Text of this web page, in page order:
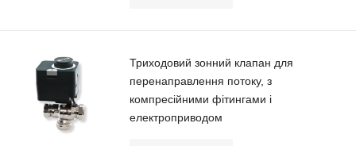
Триходовий зонний клапан для
перенаправлення потоку, з
компресійними фітингами і
електроприводом